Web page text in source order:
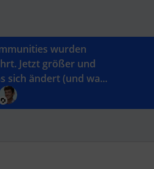
wurden
Jetzt größer und
sich ändert (und wa...